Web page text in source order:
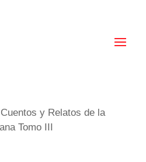
y Relatos de la
Tomo III